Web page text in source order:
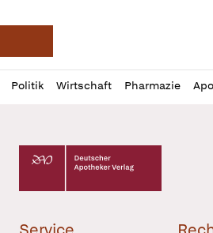
Deutsche Apotheker
Politik Wirtschaft Pharmazie
Profil
öffnen
Daz
Pur
Deutscher Apotheker Verlag Logo